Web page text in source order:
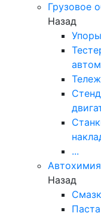
Грузовое
Назад
...
Назад